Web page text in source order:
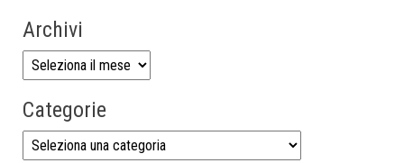
Archivi
Categorie